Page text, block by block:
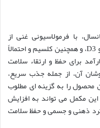
با فرمولاسیونی غنی از
ویتامین های گروه B، ویتامین های C، E و D3، و همچنین کلسیم و احتمالاً
برای حفظ و ارتقاء سلامت
آن، از جمله جذب سریع،
محصول را به گزینه ای مطلوب
مکمل می تواند به افزایش
ذهنی و جسمی و حفظ سلامت